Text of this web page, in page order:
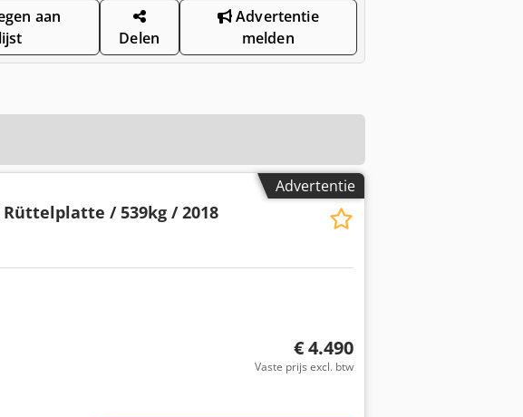
aan
Delen
Advertentie
melden
Advertentie
Rüttelplatte / 539kg / 2018
€ 4.490
Vaste prijs excl. btw